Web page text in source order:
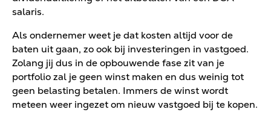
salaris.
Als ondernemer weet je dat kosten altijd voor de
baten uit gaan, zo ook bij investeringen in vastgoed.
Zolang jij dus in de opbouwende fase zit van je
portfolio zal je geen winst maken en dus weinig tot
geen belasting betalen. Immers de winst wordt
meteen weer ingezet om nieuw vastgoed bij te kopen.